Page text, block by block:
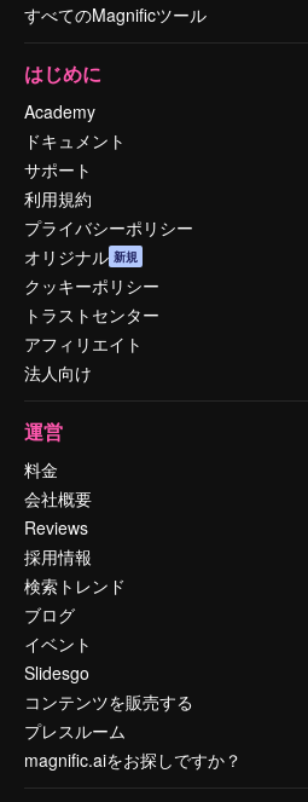
すべてのMagnificツール
はじめに
Academy
ドキュメント
サポート
利用規約
プライバシーポリシー
オリジナル 新規
クッキーポリシー
トラストセンター
アフィリエイト
法人向け
運営
料金
会社概要
Reviews
採用情報
検索トレンド
ブログ
イベント
Slidesgo
コンテンツを販売する
プレスルーム
magnific.aiをお探しですか？